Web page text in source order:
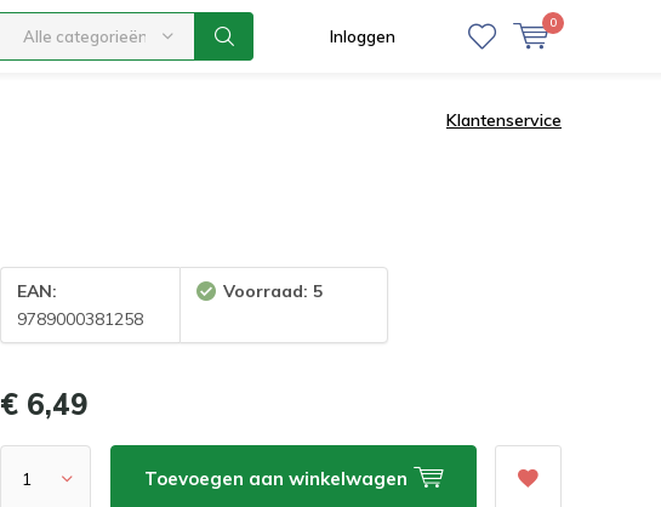
Alle categorieën Inloggen
0
Klantenservice
EAN:
9789000381258
Voorraad: 5
€ 6,49
Toevoegen aan winkelwagen